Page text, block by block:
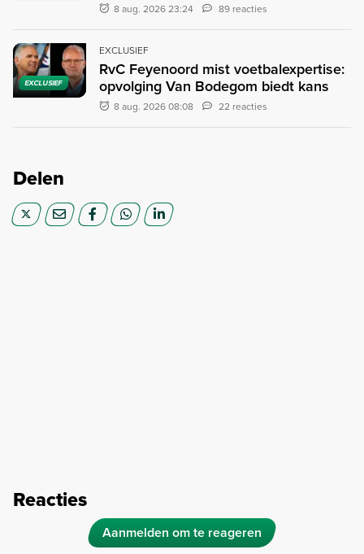
8 aug. 2026 23:24 89 reacties
EXCLUSIEF
EXCLUSIEF
RvC Feyenoord mist voetbalexpertise:
opvolging Van Bodegom biedt kans
8 aug. 2026 08:08 22 reacties
Delen
Reacties
Aanmelden om te reageren